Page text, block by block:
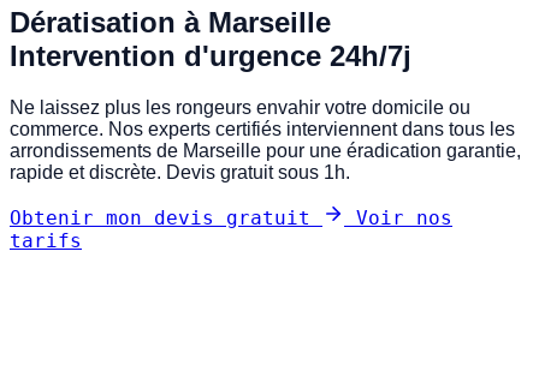
Dératisation à Marseille
Intervention d'urgence 24h/7j
Ne laissez plus les rongeurs envahir votre domicile ou
commerce. Nos experts certifiés interviennent dans tous les
arrondissements de Marseille pour une éradication garantie,
rapide et discrète. Devis gratuit sous 1h.
Obtenir mon devis gratuit
Voir nos
tarifs